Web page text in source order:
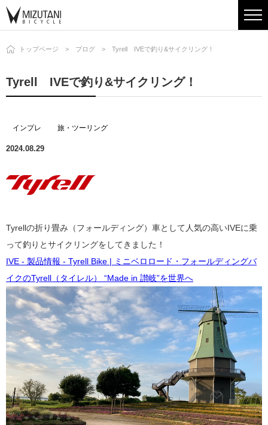
トップページ ブログ Tyrell IVEで釣り&サイクリング！
Tyrell IVEで釣り&サイクリング！
インプレ 旅・ツーリング
2024.08.29
Tyrellの折り畳み（フォールディング）車として人気の高いIVEに乗
って釣りとサイクリングをしてきました！
IVE - 製品情報 - Tyrell Bike | ミニベロロード・フォールディングバ
イクのTyrell（タイレル） “Made in 讃岐”を世界へ